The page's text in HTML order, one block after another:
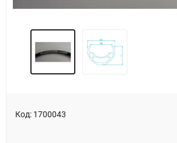
Код: 1700043